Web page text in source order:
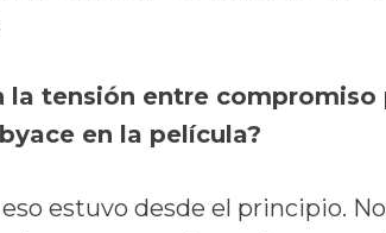
la tensión entre
en la película?
estuvo desde el principio.